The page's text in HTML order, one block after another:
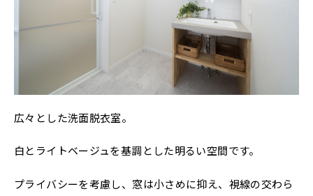
広々とした洗面脱衣室。
白とライトベージュを基調とした明るい空間です。
プライバシーを考慮し、窓は小さめに抑え、視線の交わら